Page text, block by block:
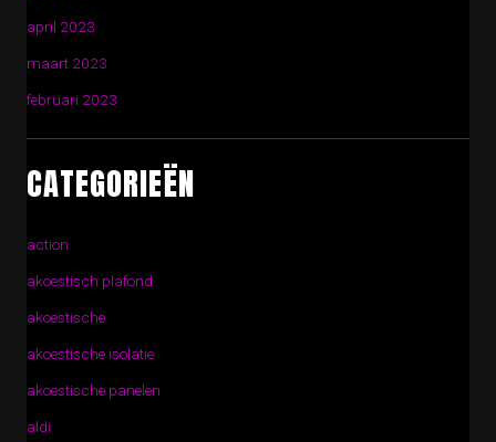
april 2023
maart 2023
februari 2023
CATEGORIEËN
action
akoestisch plafond
akoestische
akoestische isolatie
akoestische panelen
aldi